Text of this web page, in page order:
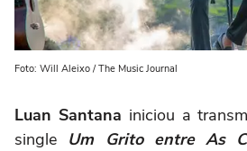
Foto: Will Aleixo / The Music Journal
Luan Santana iniciou a
single Um Grito entre As